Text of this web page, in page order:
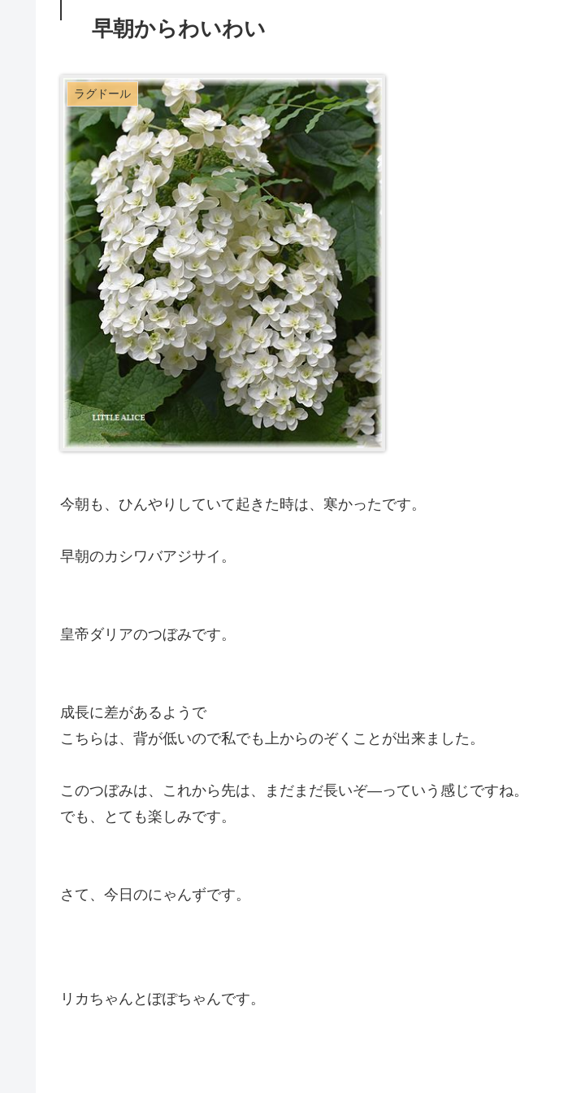
早朝からわいわい
ラグドール
今朝も、ひんやりしていて起きた時は、寒かったです。
早朝のカシワバアジサイ。
皇帝ダリアのつぼみです。
成長に差があるようで
こちらは、背が低いので私でも上からのぞくことが出来ました。
このつぼみは、これから先は、まだまだ長いぞ―っていう感じですね。
でも、とても楽しみです。
さて、今日のにゃんずです。
リカちゃんとぽぽちゃんです。